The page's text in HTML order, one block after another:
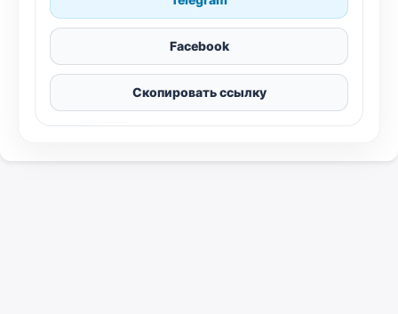
Facebook
Скопировать ссылку